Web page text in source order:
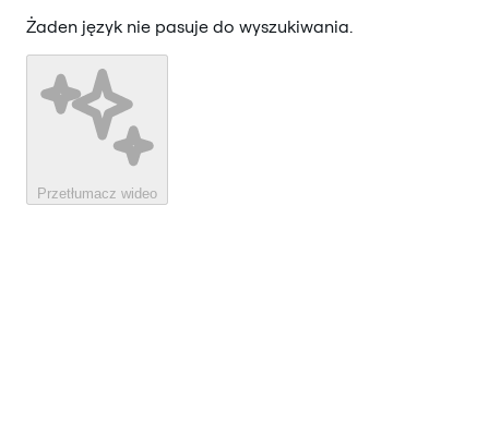
Żaden język nie pasuje do wyszukiwania.
Przetłumacz wideo